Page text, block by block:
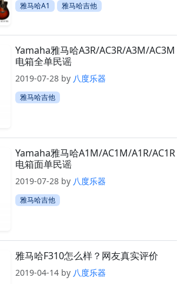
雅马哈A1 雅马哈吉他
Yamaha雅马哈A3R/AC3R/A3M/AC3M
电箱全单民谣
2019-07-28 by 八度乐器
雅马哈吉他
Yamaha雅马哈A1M/AC1M/A1R/AC1R
电箱面单民谣
2019-07-28 by 八度乐器
雅马哈吉他
雅马哈F310怎么样？网友真实评价
2019-04-14 by 八度乐器